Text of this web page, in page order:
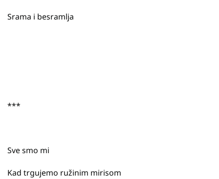
Srama i besramlja
***
Sve smo mi
Kad trgujemo ružinim mirisom